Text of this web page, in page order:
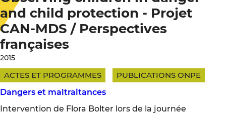
and child protection - Projet
CAN-MDS / Perspectives
françaises
2015
ACTES ET PROGRAMMES
PUBLICATIONS ONPE
Dangers et maltraitances
Intervention de Flora Bolter lors de la journée